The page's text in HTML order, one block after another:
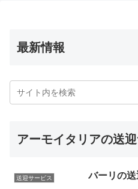
最新情報
アーモイタリアの送
送迎サービス バーリの